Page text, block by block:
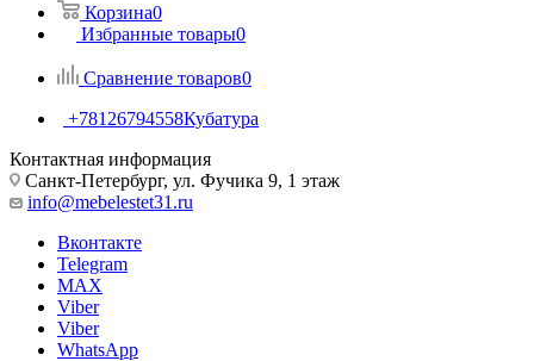
Корзина0
Избранные товары0
Сравнение товаров0
+78126794558Кубатура
Контактная информация
Санкт-Петербург, ул. Фучика 9, 1 этаж
info@mebelestet31.ru
Вконтакте
Telegram
MAX
Viber
Viber
WhatsApp